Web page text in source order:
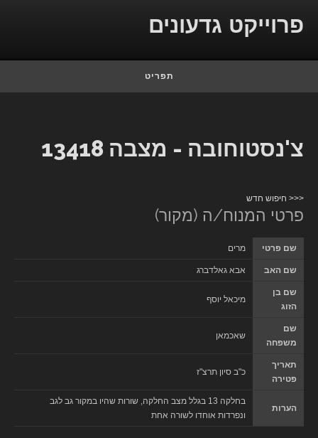
פרוייקט גדעונים
תפריט
צ'נסטוחובה - מצבה 13418
<<< חיפוש חדש
פרטי המנוח/ה (מקור)
שם פרטי מרים
שם האב אבא גאלדברג
שם בן
הזוג
מיכאל יוסף
שם
משפחה
שאכמאן
תאריך
פטירה
כ"ב סיון תרצ"ז
הערות
בחלקה 13 בגלל מצב החלקה, שורות שהיו במקור גב לגב
ונפרדות אוחדו לשורה אחת